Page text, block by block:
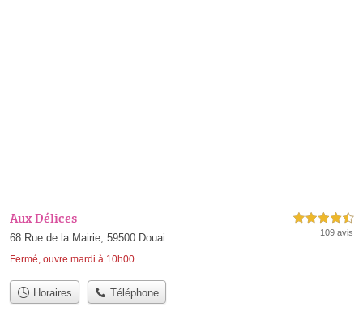
Aux Délices
68 Rue de la Mairie, 59500 Douai
Fermé, ouvre mardi à 10h00
4,5 étoiles sur 5
109 avis
Horaires Téléphone